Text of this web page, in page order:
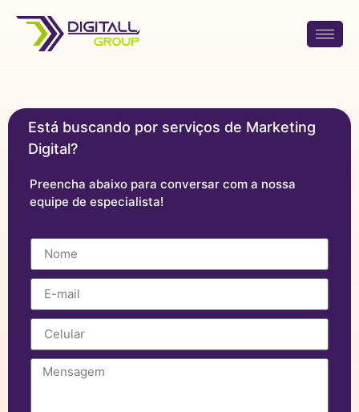
Está buscando por serviços de Marketing
Digital?
Preencha abaixo para conversar com a nossa
equipe de especialista!